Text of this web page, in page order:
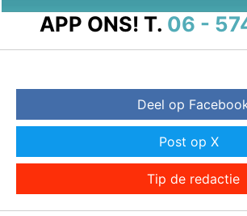
APP ONS! T. 06 -
Deel op
Post op X
Tip de redactie